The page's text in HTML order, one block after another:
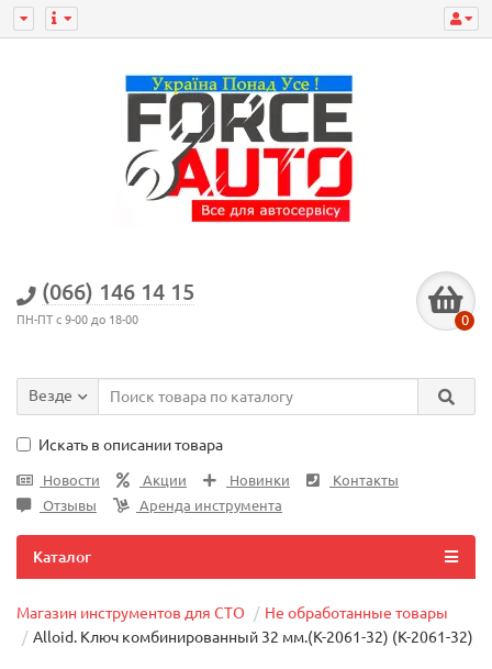
(066) 146 14 15
ПН-ПТ с 9-00 до 18-00 0
Везде
Искать в описании товара
Новости Акции Новинки
Контакты
Отзывы
Аренда инструмента
Каталог
Магазин инструментов для СТО
Не обработанные товары
Alloid. Ключ комбинированный 32 мм.(К-2061-32) (К-2061-32)